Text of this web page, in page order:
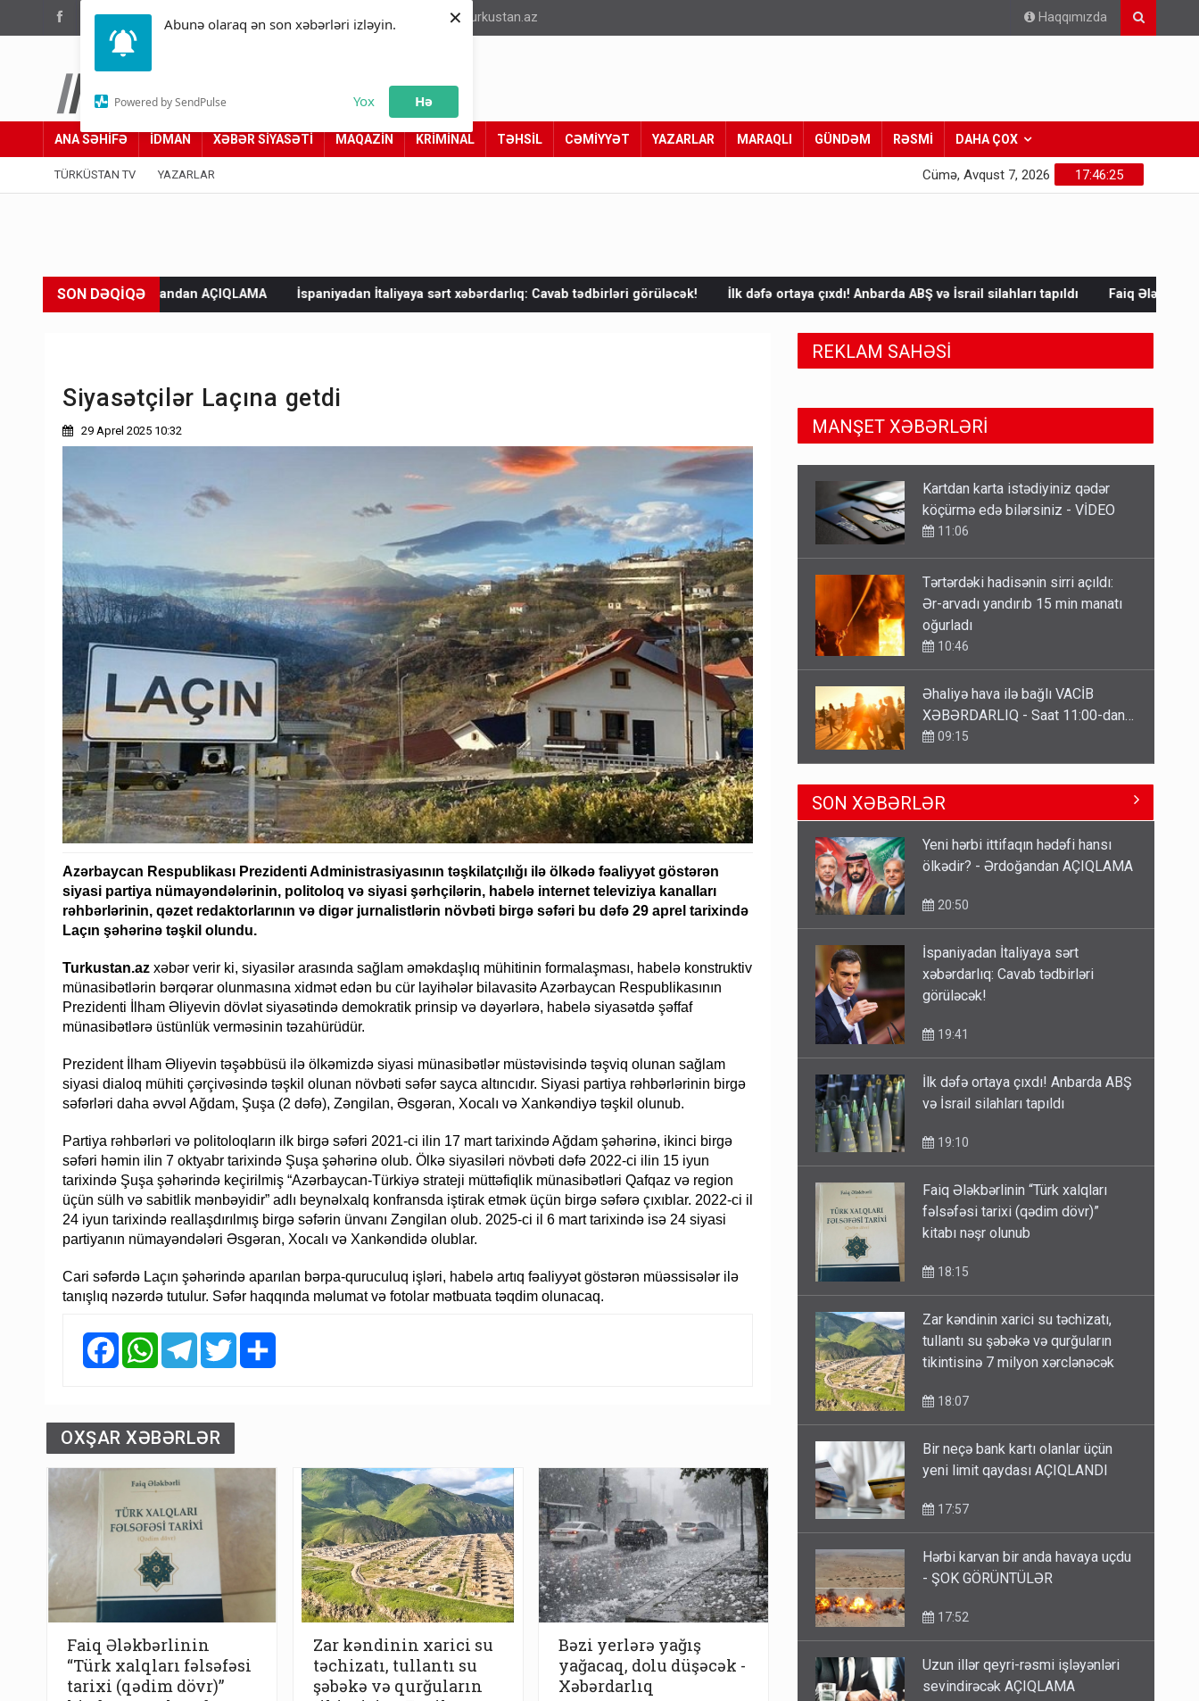
Abunə olaraq ən son xəbərləri izləyin.
Powered by SendPulse Yox Hə
×
(012) 449 94 05 info@turkustan.az Haqqımızda
Türküstan.az
Adımız yolumuzdur
ANA SƏHİFƏ İDMAN XƏBƏR SİYASƏTİ MAQAZİN KRİMİNAL TƏHSİL CƏMİYYƏT YAZARLAR MARAQLI GÜNDƏM RƏSMİ DAHA ÇOX
TÜRKÜSTAN TV YAZARLAR 17:46:26
Cümə, Avqust 7, 2026
SON DƏQİQƏ
AÇIQLAMA İspaniyadan İtaliyaya sərt xəbərdarlıq: Cavab tədbirləri görüləcək! İlk dəfə ortaya çıxdı! Anbarda ABŞ və İsrail silahları tapıldı Faiq Ələkbərlinin “Türk xalqları
Siyasətçilər Laçına getdi
29 Aprel 2025 10:32
Azərbaycan Respublikası Prezidenti Administrasiyasının təşkilatçılığı ilə ölkədə fəaliyyət göstərən
siyasi partiya nümayəndələrinin, politoloq və siyasi şərhçilərin, habelə internet televiziya kanalları
rəhbərlərinin, qəzet redaktorlarının və digər jurnalistlərin növbəti birgə səfəri bu dəfə 29 aprel tarixində
Laçın şəhərinə təşkil olundu.
Turkustan.az xəbər verir ki, siyasilər arasında sağlam əməkdaşlıq mühitinin formalaşması, habelə konstruktiv
münasibətlərin bərqərar olunmasına xidmət edən bu cür layihələr bilavasitə Azərbaycan Respublikasının
Prezidenti İlham Əliyevin dövlət siyasətində demokratik prinsip və dəyərlərə, habelə siyasətdə şəffaf
münasibətlərə üstünlük verməsinin təzahürüdür.
Prezident İlham Əliyevin təşəbbüsü ilə ölkəmizdə siyasi münasibətlər müstəvisində təşviq olunan sağlam
siyasi dialoq mühiti çərçivəsində təşkil olunan növbəti səfər sayca altıncıdır. Siyasi partiya rəhbərlərinin birgə
səfərləri daha əvvəl Ağdam, Şuşa (2 dəfə), Zəngilan, Əsgəran, Xocalı və Xankəndiyə təşkil olunub.
Partiya rəhbərləri və politoloqların ilk birgə səfəri 2021-ci ilin 17 mart tarixində Ağdam şəhərinə, ikinci birgə
səfəri həmin ilin 7 oktyabr tarixində Şuşa şəhərinə olub. Ölkə siyasiləri növbəti dəfə 2022-ci ilin 15 iyun
tarixində Şuşa şəhərində keçirilmiş “Azərbaycan-Türkiyə strateji müttəfiqlik münasibətləri Qafqaz və region
üçün sülh və sabitlik mənbəyidir” adlı beynəlxalq konfransda iştirak etmək üçün birgə səfərə çıxıblar. 2022-ci il
24 iyun tarixində reallaşdırılmış birgə səfərin ünvanı Zəngilan olub. 2025-ci il 6 mart tarixində isə 24 siyasi
partiyanın nümayəndələri Əsgəran, Xocalı və Xankəndidə olublar.
Cari səfərdə Laçın şəhərində aparılan bərpa-quruculuq işləri, habelə artıq fəaliyyət göstərən müəssisələr ilə
tanışlıq nəzərdə tutulur. Səfər haqqında məlumat və fotolar mətbuata təqdim olunacaq.
FacebookWhatsAppTelegramTwitter
OXŞAR XƏBƏRLƏR
Faiq Ələkbərlinin
“Türk xalqları fəlsəfəsi
tarixi (qədim dövr)”
Zar kəndinin xarici su
təchizatı, tullantı su
şəbəkə və qurğuların
Bəzi yerlərə yağış
yağacaq, dolu düşəcək -
Xəbərdarlıq
REKLAM SAHƏSİ
MANŞET XƏBƏRLƏRİ
Tərtərdəki hadisənin sirri açıldı:
Ər-arvadı yandırıb 15 min manatı
oğurladı
Əhaliyə hava ilə bağlı VACİB
XƏBƏRDARLIQ - Saat 11:00-dan…
09:15
ŞOK! David Seliverstov ölkədən
qaçdı
6 Avqust 14:14
Geri çağırılan səfir Abel
Məhərrəmovun oğludur - DOSYE
hüquq və vəzifələr verilib
Kartdan karta istədiyiniz qədər
köçürmə edə bilərsiniz - VİDEO
SON XƏBƏRLƏR
Yeni hərbi ittifaqın hədəfi hansı
ölkədir? - Ərdoğandan AÇIQLAMA
20:50
İspaniyadan İtaliyaya sərt
xəbərdarlıq: Cavab tədbirləri
görüləcək!
19:41
İlk dəfə ortaya çıxdı! Anbarda ABŞ
və İsrail silahları tapıldı
19:10
Faiq Ələkbərlinin “Türk xalqları
fəlsəfəsi tarixi (qədim dövr)”
kitabı nəşr olunub
18:15
Zar kəndinin xarici su təchizatı,
tullantı su şəbəkə və qurğuların
tikintisinə 7 milyon xərclənəcək
18:07
Bir neçə bank kartı olanlar üçün
yeni limit qaydası AÇIQLANDI
17:57
Hərbi karvan bir anda havaya uçdu
- ŞOK GÖRÜNTÜLƏR
17:52
Uzun illər qeyri-rəsmi işləyənləri
sevindirəcək AÇIQLAMA